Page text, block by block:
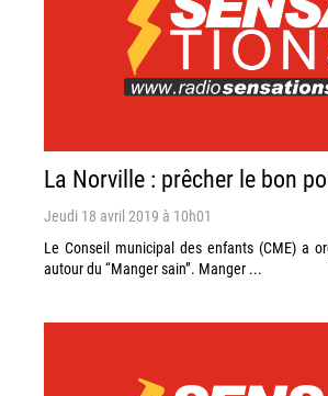
La Norville : prêcher le bon
Jeudi 18 avril 2019 à 10h01
Le Conseil municipal des enfants (CME) a
autour du “Manger sain”. Manger ...